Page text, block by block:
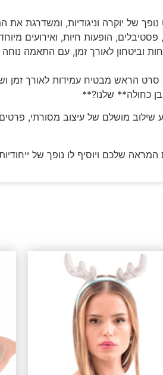
של יוקרה וניגודיות, ומשדרגת
הופעות חיות, ואירועים
וביטחון לאורך זמן, עם התאמה
סרט הראש מבטיח עמידות לאורך זמן
כחולה** שלנו?**
שילוב מושלם של עיצוב מסורתי,
שלכם ויוסיף לו נופך של